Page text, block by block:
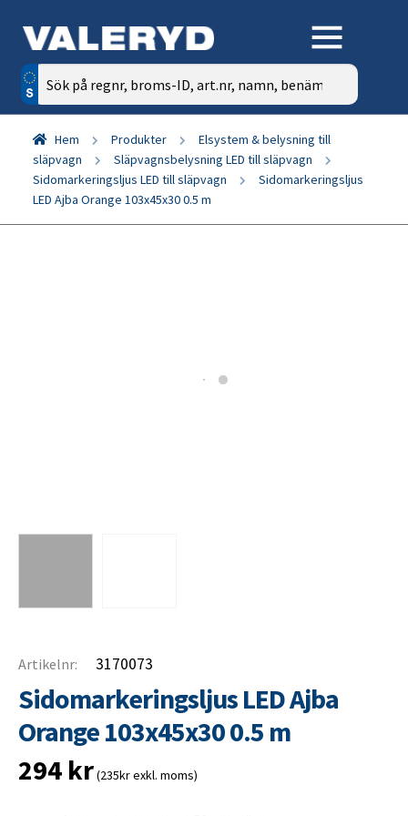
Sök
efter:
Hem Produkter
Elsystem & belysning till
släpvagn
Släpvagnsbelysning LED till släpvagn
Sidomarkeringsljus LED till släpvagn
Sidomarkeringsljus
LED Ajba Orange 103x45x30 0.5 m
Artikelnr: 3170073
Sidomarkeringsljus LED Ajba
Orange 103x45x30 0.5 m
294 kr(235kr exkl. moms)